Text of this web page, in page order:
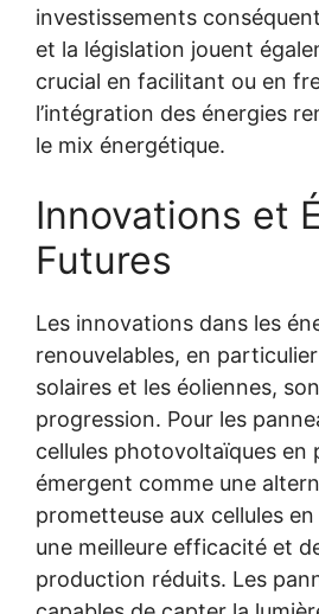
investissements
et la législation jouent
crucial en facilitant ou en
l’intégration des énergies
le mix énergétique.
Innovations et
Futures
Les innovations dans les
renouvelables, en
solaires et les éoliennes,
progression. Pour les
cellules photovoltaïques en
émergent comme une
prometteuse aux cellules
une meilleure efficacité et
production réduits. Les